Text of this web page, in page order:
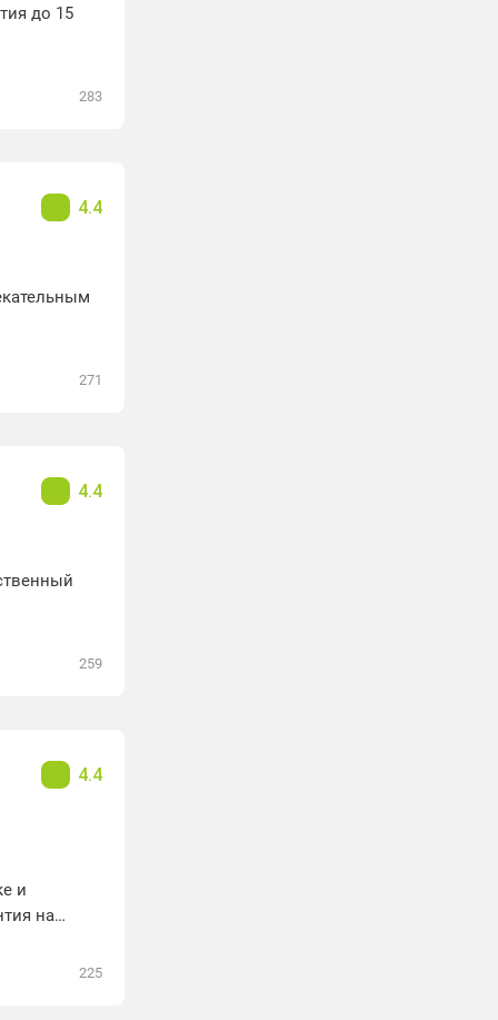
до 15
283
4.4
271
4.4
259
4.4
и
на
225